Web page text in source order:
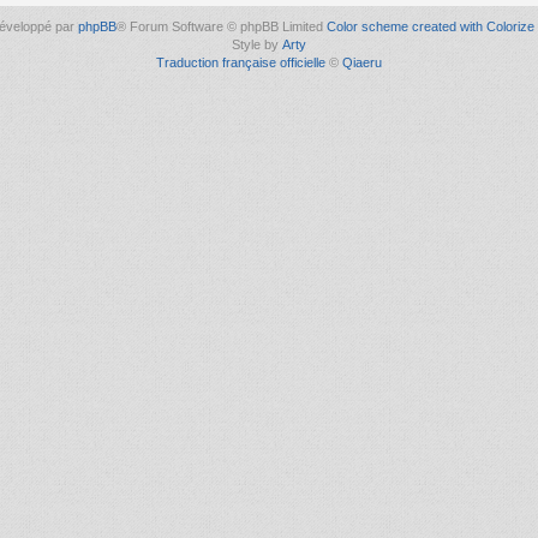
par phpBB® Forum Software © phpBB Limited Color scheme created with Colorize
Style by Arty
Traduction française officielle © Qiaeru